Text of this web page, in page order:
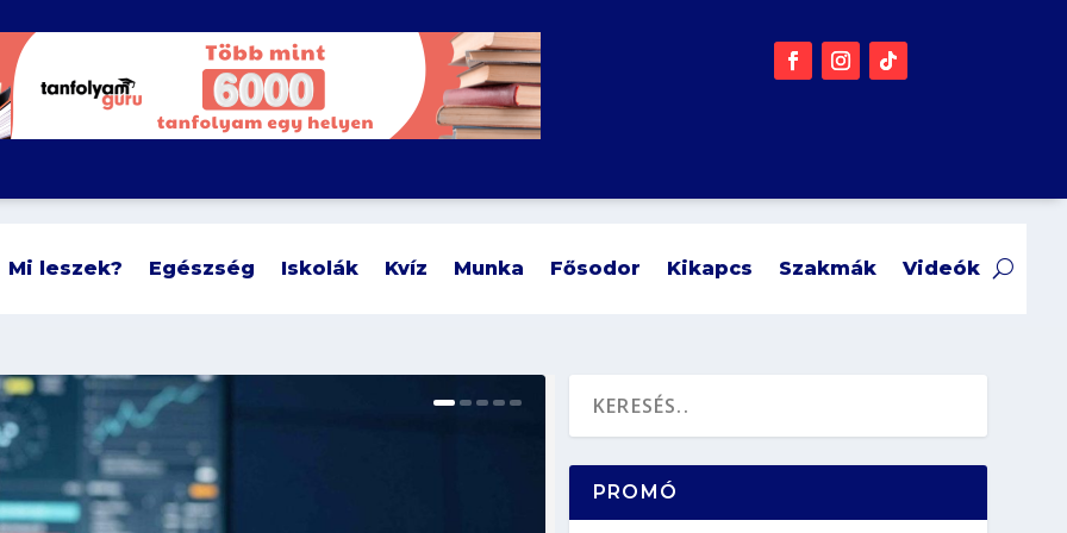
Mi leszek? Egészség Iskolák Kvíz Munka Fősodor Kikapcs Szakmák Videók
PROMÓ